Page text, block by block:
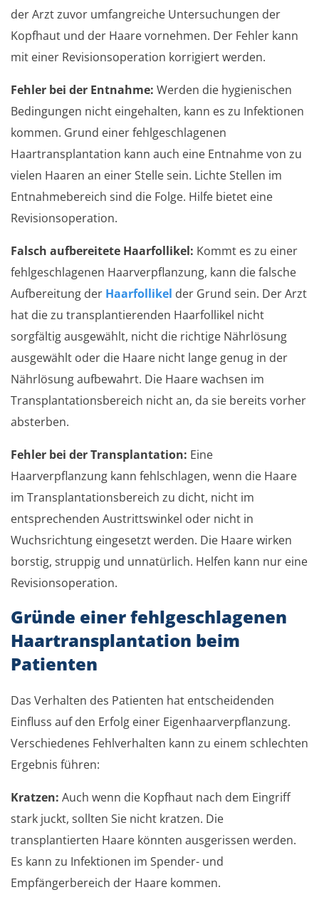
der Arzt zuvor umfangreiche Untersuchungen der
Kopfhaut und der Haare vornehmen. Der Fehler kann
mit einer Revisionsoperation korrigiert werden.
Fehler bei der Entnahme: Werden die hygienischen
Bedingungen nicht eingehalten, kann es zu Infektionen
kommen. Grund einer fehlgeschlagenen
Haartransplantation kann auch eine Entnahme von zu
vielen Haaren an einer Stelle sein. Lichte Stellen im
Entnahmebereich sind die Folge. Hilfe bietet eine
Revisionsoperation.
Falsch aufbereitete Haarfollikel: Kommt es zu einer
fehlgeschlagenen Haarverpflanzung, kann die falsche
Aufbereitung der Haarfollikel der Grund sein. Der Arzt
hat die zu transplantierenden Haarfollikel nicht
sorgfältig ausgewählt, nicht die richtige Nährlösung
ausgewählt oder die Haare nicht lange genug in der
Nährlösung aufbewahrt. Die Haare wachsen im
Transplantationsbereich nicht an, da sie bereits vorher
absterben.
Fehler bei der Transplantation: Eine
Haarverpflanzung kann fehlschlagen, wenn die Haare
im Transplantationsbereich zu dicht, nicht im
entsprechenden Austrittswinkel oder nicht in
Wuchsrichtung eingesetzt werden. Die Haare wirken
borstig, struppig und unnatürlich. Helfen kann nur eine
Revisionsoperation.
Gründe einer fehlgeschlagenen
Haartransplantation beim
Patienten
Das Verhalten des Patienten hat entscheidenden
Einfluss auf den Erfolg einer Eigenhaarverpflanzung.
Verschiedenes Fehlverhalten kann zu einem schlechten
Ergebnis führen:
Kratzen: Auch wenn die Kopfhaut nach dem Eingriff
stark juckt, sollten Sie nicht kratzen. Die
transplantierten Haare könnten ausgerissen werden.
Es kann zu Infektionen im Spender- und
Empfängerbereich der Haare kommen.